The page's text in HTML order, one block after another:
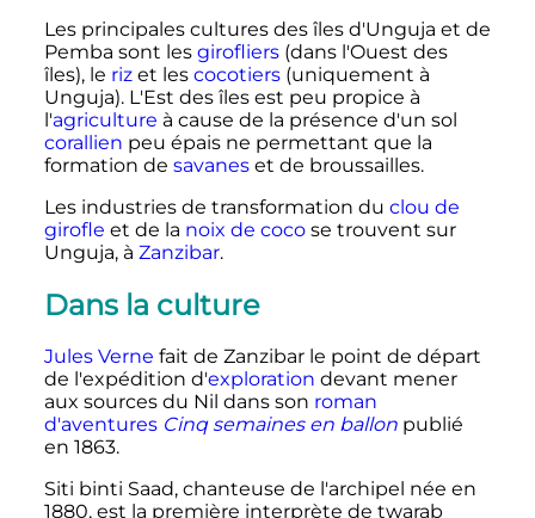
Les principales cultures des îles d'Unguja et de
Pemba sont les girofliers(dans l'Ouest des
îles), le rizet les cocotiers(uniquement à
Unguja). L'Est des îles est peu propice à
l'agriculture à cause de la présence d'un sol
corallien peu épais ne permettant que la
formation de savaneset de broussailles.
Les industries de transformation du clou de
girofle et de la noix de cocose trouvent sur
Unguja, à Zanzibar.
Dans la culture
Jules Verne fait de Zanzibar le point de départ
de l'expédition d'exploration devant mener
aux sources du Nil dans son roman
d'aventures Cinq semaines en ballonpublié
en 1863.
Siti binti Saad, chanteuse de l'archipel née en
1880, est la première interprète de twarab